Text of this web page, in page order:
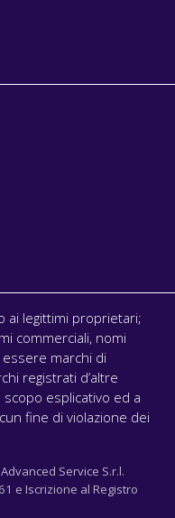
ai legittimi proprietari;
commerciali, nomi
marchi di
registrati d’altre
esplicativo ed a
fine di violazione dei
Service S.r.l.
e Iscrizione al Registro